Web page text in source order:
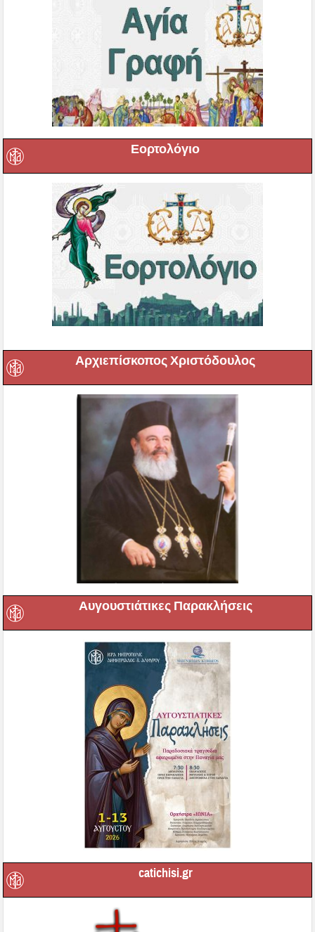
Εορτολόγιο
Αρχιεπίσκοπος Χριστόδουλος
Αυγουστιάτικες Παρακλήσεις
catichisi.gr